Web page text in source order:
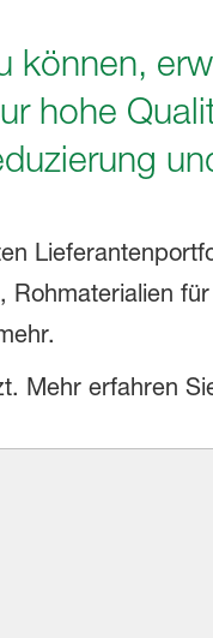
können,
hohe
Rohmaterialien
Mehr erfahren